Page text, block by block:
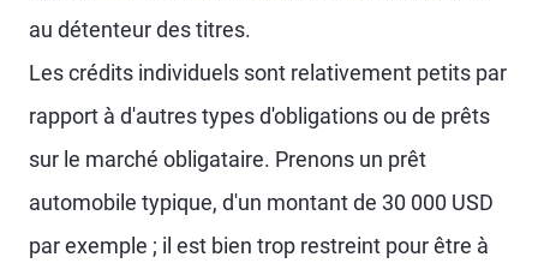
au détenteur des titres.
Les crédits individuels sont relativement petits par
rapport à d'autres types d'obligations ou de prêts
sur le marché obligataire. Prenons un prêt
automobile typique, d'un montant de 30 000 USD
par exemple ; il est bien trop restreint pour être à